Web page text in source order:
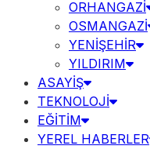
ORHANGAZİ
OSMANGAZİ
YENİŞEHİR
YILDIRIM
ASAYİŞ
TEKNOLOJİ
EĞİTİM
YEREL HABERLER